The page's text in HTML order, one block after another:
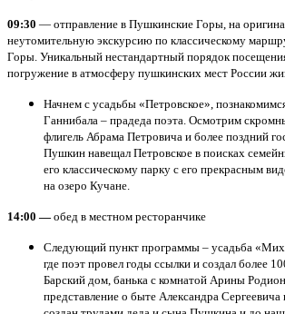
09:30 — отправление в Пушкинские Горы, на
неутомительную экскурсию по классическому
Горы. Уникальный нестандартный порядок
погружение в атмосферу пушкинских мест России
Начнем с усадьбы «Петровское»,
Ганнибала – прадеда поэта. Осмотрим
флигель Абрама Петровича и более поздний
Пушкин навещал Петровское в поисках
его классическому парку с его прекрасным
на озеро Кучане.
14:00 — обед в местном ресторанчике
Следующий пункт программы – усадьба
где поэт провел годы ссылки и создал более
Барский дом, банька с комнатой Арины
представление о быте Александра Сергеевича